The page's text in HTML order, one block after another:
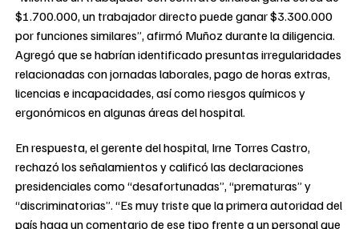
$1.700.000, un trabajador directo puede ganar $3.300.000
por funciones similares”, afirmó Muñoz durante la diligencia.
Agregó que se habrían identificado presuntas irregularidades
relacionadas con jornadas laborales, pago de horas extras,
licencias e incapacidades, así como riesgos químicos y
ergonómicos en algunas áreas del hospital.
En respuesta, el gerente del hospital, Irne Torres Castro,
rechazó los señalamientos y calificó las declaraciones
presidenciales como “desafortunadas”, “prematuras” y
“discriminatorias”. “Es muy triste que la primera autoridad del
país haga un comentario de ese tipo frente a un personal que